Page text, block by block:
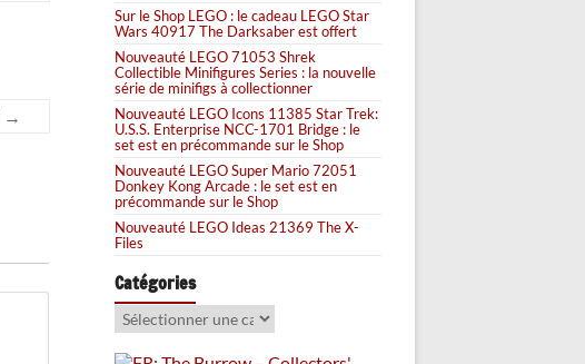
→
Sur le Shop LEGO : le cadeau LEGO Star
Wars 40917 The Darksaber est offert
Nouveauté LEGO 71053 Shrek
Collectible Minifigures Series : la nouvelle
série de minifigs à collectionner
Nouveauté LEGO Icons 11385 Star Trek:
U.S.S. Enterprise NCC-1701 Bridge : le
set est en précommande sur le Shop
Nouveauté LEGO Super Mario 72051
Donkey Kong Arcade : le set est en
précommande sur le Shop
Nouveauté LEGO Ideas 21369 The X-
Files
Catégories
Catégories